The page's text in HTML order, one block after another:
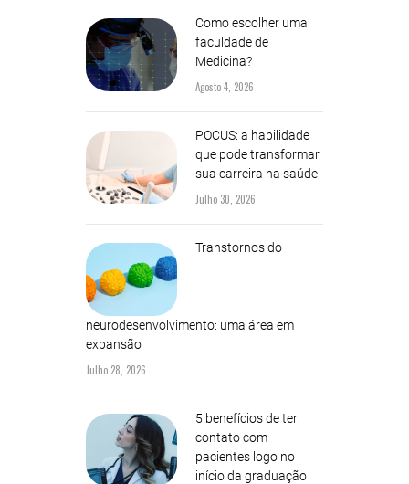
Como escolher uma
faculdade de
Medicina?
Agosto 4, 2026
POCUS: a habilidade
que pode transformar
sua carreira na saúde
Julho 30, 2026
Transtornos do
neurodesenvolvimento: uma área em
expansão
Julho 28, 2026
5 benefícios de ter
contato com
pacientes logo no
início da graduação